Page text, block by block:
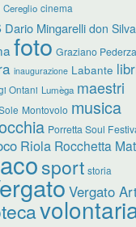
Cereglio cinema
Dario Mingarelli don
foto Graziano
inaugurazione Labante
Ontani Lumèga maestri
Montovolo musica
Porretta Soul
Riola Rocchetta
sport storia
Vergato